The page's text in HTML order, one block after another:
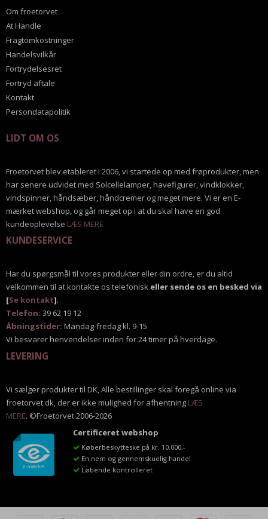
Om froetorvet
At Handle
Fragtomkostninger
Handelsvilkår
Fortrydelsesret
Fortryd aftale
Kontakt
Persondatapolitik
LIDT OM OS
Froetorvet blev etableret i 2006, vi startede op med frøprodukter, men
har senere udvidet med Solcellelamper, havefigurer, vindklokker,
vindspinner, håndsæber, håndcremer og meget mere. Vi er en E-
mærket webshop, og går meget op i at du skal have en god
kundeoplevelse LÆS MERE
KUNDESERVICE
Har du spørgsmål til vores produkter eller din ordre, er du altid
velkommen til at kontakte os telefonisk eller sende os en besked via
[Se kontakt].
Telefon: 39 62 19 12
Åbningstider: Mandag-fredag kl. 9-15
Vi besvarer henvendelser inden for 24 timer på hverdage.
LEVERING
Vi sælger produkter til DK, Alle bestillinger skal foregå online via
froetorvet.dk, der er ikke mulighed for afhentning LÆS
MERE. ©Froetorvet 2006-2026
Certificeret webshop
Køberbeskytteske på kr. 10.000,-
En nem og gennemskuelig handel
Løbende kontrolleret